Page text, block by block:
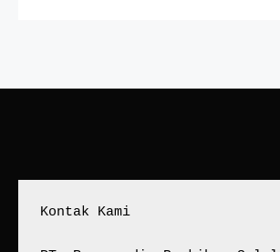
Kontak Kami